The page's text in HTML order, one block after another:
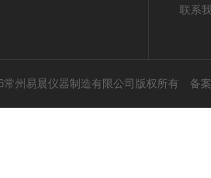
联系
常州易晨仪器制造有限公司版权所有 备